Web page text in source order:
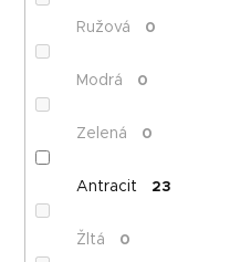
Ružová 0
Modrá 0
Zelená 0
Antracit 23
Žltá 0